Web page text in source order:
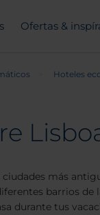
Ofertas &
Hoteles
ciudades más
barrios
durante tus